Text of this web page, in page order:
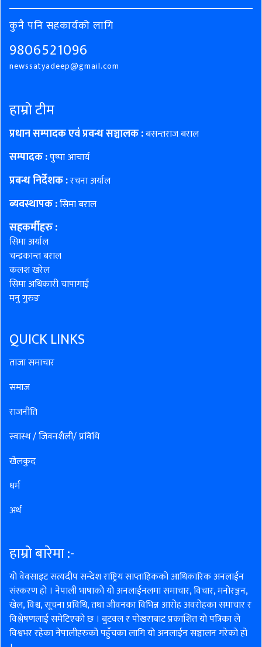
कुनै पनि सहकार्यको लागि
9806521096
newssatyadeep@gmail.com
हाम्रो टीम
प्रधान सम्पादक एवं प्रवन्ध सञ्चालक :बसन्तराज बराल
सम्पादक :पुष्पा आचार्य
प्रबन्ध निर्देशक :रचना अर्याल
ब्यवस्थापक :सिमा बराल
सहकर्मीहरु:
सिमा अर्याल
चन्द्रकान्त बराल
कलश खरेल
सिमा अधिकारी चापागाईं
मनु गुरुङ
QUICK LINKS
ताजा समाचार
समाज
राजनीति
स्वास्थ / जिवनशैली/ प्रविधि
खेलकुद
धर्म
अर्थ
हाम्रो बारेमा :-
यो वेवसाइट सत्यदीप सन्देश राष्ट्रिय साप्ताहिकको आधिकारिक अनलाईन
संस्करण हो । नेपाली भाषाको यो अनलाईनलमा समाचार, विचार, मनोरञ्जन,
खेल, विश्व, सूचना प्रविधि, तथा जीवनका विभिन्न आरोह अवरोहका समाचार र
विश्लेषणलाई समेटिएको छ । बुटवल र पोखराबाट प्रकाशित यो पत्रिका ले
विश्वभर रहेका नेपालीहरुको पहुँचका लागि यो अनलाईन सञ्चालन गरेको हो